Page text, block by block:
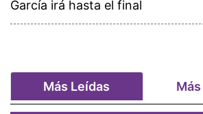
García irá hasta el final
Más Leídas